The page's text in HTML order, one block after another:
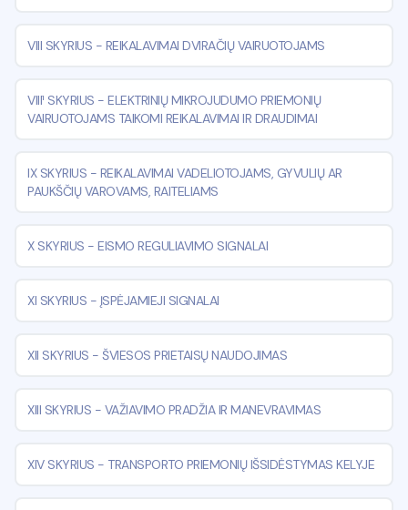
VIII SKYRIUS - REIKALAVIMAI DVIRAČIŲ VAIRUOTOJAMS
VIII¹ SKYRIUS - ELEKTRINIŲ MIKROJUDUMO PRIEMONIŲ
VAIRUOTOJAMS TAIKOMI REIKALAVIMAI IR DRAUDIMAI
IX SKYRIUS - REIKALAVIMAI VADELIOTOJAMS, GYVULIŲ AR
PAUKŠČIŲ VAROVAMS, RAITELIAMS
X SKYRIUS - EISMO REGULIAVIMO SIGNALAI
XI SKYRIUS - ĮSPĖJAMIEJI SIGNALAI
XII SKYRIUS - ŠVIESOS PRIETAISŲ NAUDOJIMAS
XIII SKYRIUS - VAŽIAVIMO PRADŽIA IR MANEVRAVIMAS
XIV SKYRIUS - TRANSPORTO PRIEMONIŲ IŠSIDĖSTYMAS KELYJE